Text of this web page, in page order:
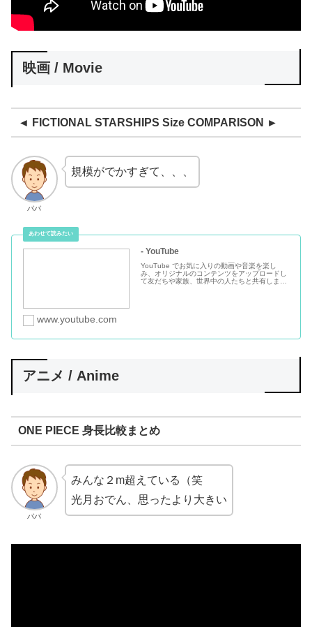
映画 / Movie
◄ FICTIONAL STARSHIPS Size COMPARISON ►
パパ
規模がでかすぎて、、、
- YouTube
YouTube でお気に入りの動画や音楽を楽し
み、オリジナルのコンテンツをアップロードし
て友だちや家族、世界中の人たちと共有しまし
www.youtube.com
アニメ / Anime
ONE PIECE 身長比較まとめ
パパ
みんな２m超えている（笑
光月おでん、思ったより大きい